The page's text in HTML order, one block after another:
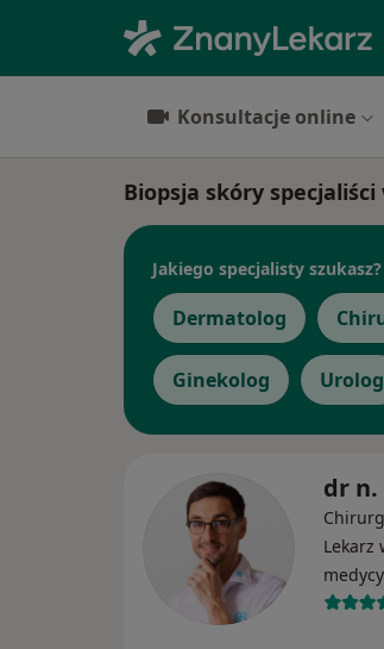
Konsultacje online
Biopsja skóry specjaliści
Jakiego specjalisty szukasz?
Dermatolog
Ginekolog Urolog
dr n.
Lekarz